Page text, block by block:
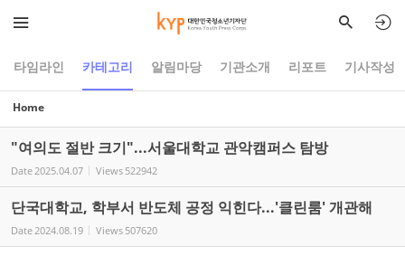
타임라인 카테고리 알림마당 기관소개 리포트 기사작성
Home
"여의도 절반 크기"...서울대학교 관악캠퍼스 탐방
Date2025.04.07 Views 522942
단국대학교, 학부서 반도체 공정 익힌다...'클린룸' 개관해
Date2024.08.19 Views 507620
Sketchbook5, 스케치북5